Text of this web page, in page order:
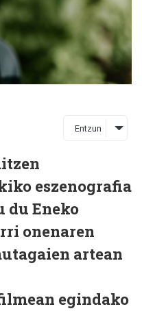
Entzun
eszenografia
du Eneko
onenaren
artean
egindako